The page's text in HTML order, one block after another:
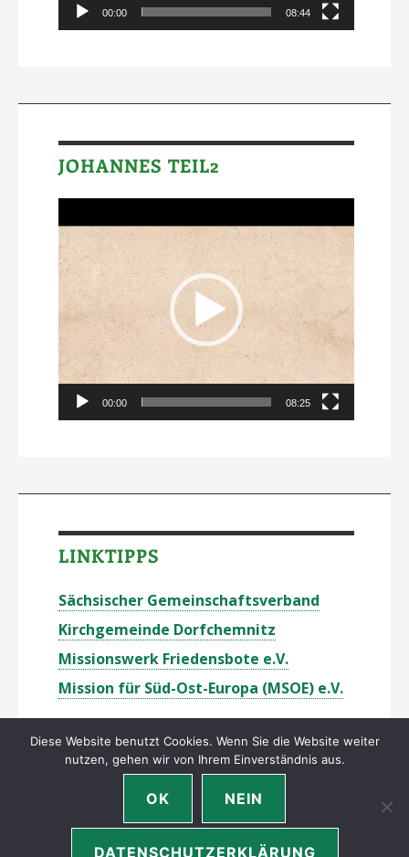
00:00 08:44
JOHANNES TEIL2
Player
00:00 08:25
LINKTIPPS
Sächsischer Gemeinschaftsverband
Kirchgemeinde Dorfchemnitz
Missionswerk Friedensbote e.V.
Mission für Süd-Ost-Europa (MSOE) e.V.
Urheberrecht © 2014–2026 LKG Dorfchemnitz –
Impressum • Datenschutzerklärung
Diese Website benutzt Cookies. Wenn Sie die Website weiter
nutzen, gehen wir von Ihrem Einverständnis aus.
OK NEIN
DATENSCHUTZERKLÄRUNG